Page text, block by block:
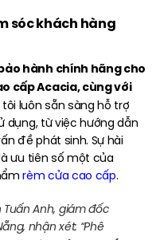
sóc khách hàng
hành chính hãng cho
cấp Acacia, cùng với
luôn sẵn sàng hỗ trợ
dụng, từ việc hướng dẫn
đề phát sinh. Sự hài
ưu tiên số một của
rèm cửa cao cấp.
Tuấn Anh, giám đốc
nhận xét: “Phê